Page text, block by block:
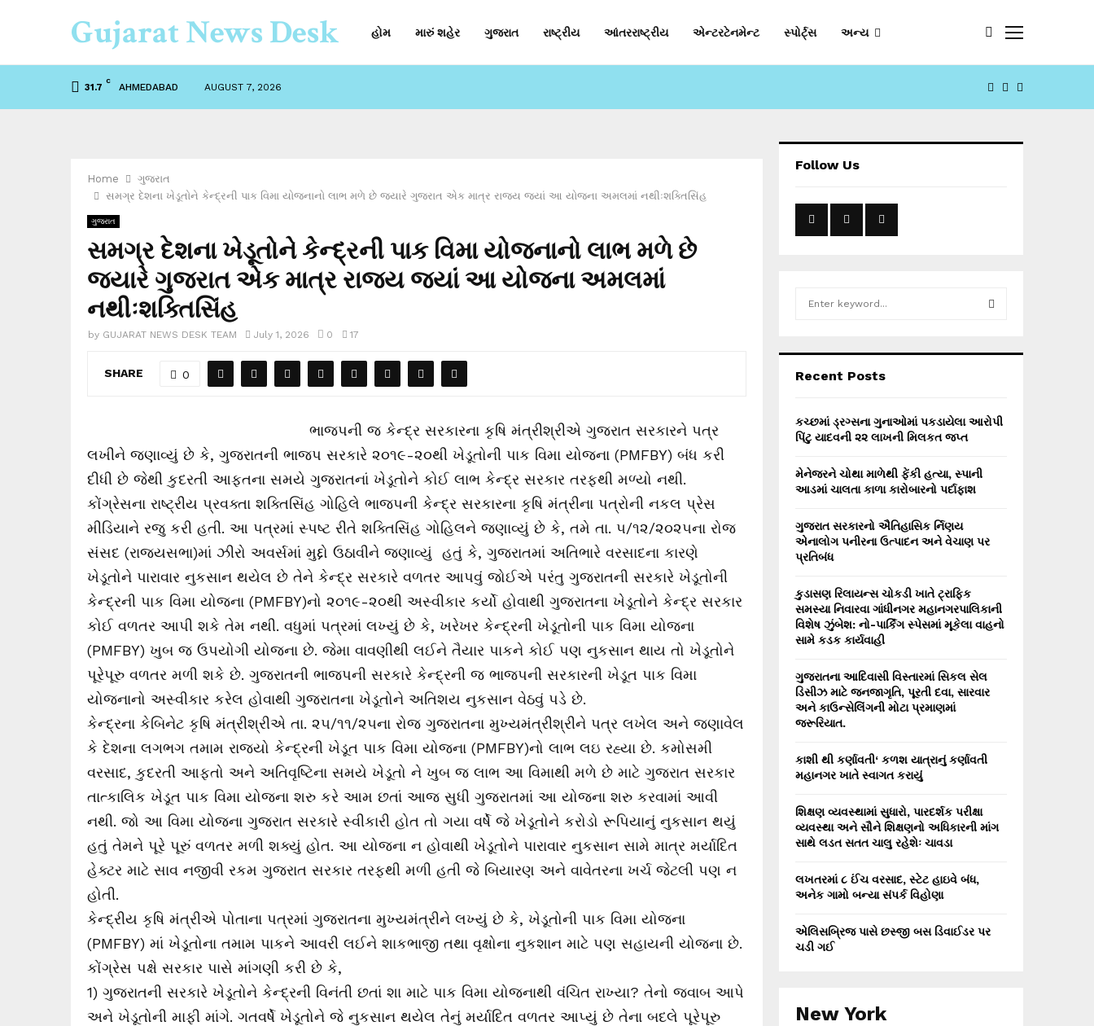
Gujarat News Desk હોમ મારું શહેર ગુજરાત રાષ્ટ્રીય આંતરરાષ્ટ્રીય એન્ટરટેનમેન્ટ સ્પોર્ટ્સ અન્ય
31.7
C
AHMEDABAD AUGUST 7, 2026 FACEBOOK
YOUTUBE
Home
ગુજરાત
સમગ્ર દેશના ખેડૂતોને કેન્દ્રની પાક વિમા યોજનાનો લાભ મળે છે જયારે ગુજરાત એક માત્ર રાજ્ય જ્યાં આ યોજના અમલમાં નથીઃશક્તિસિંહ
ગુજરાત
સમગ્ર દેશના ખેડૂતોને કેન્દ્રની પાક વિમા યોજનાનો લાભ મળે છે
જયારે ગુજરાત એક માત્ર રાજ્ય જ્યાં આ યોજના અમલમાં
નથીઃશક્તિસિંહ
by GUJARAT NEWS DESK TEAM July 1, 2026 0 17
SHARE 0
ભાજપની જ કેન્દ્ર સરકારના કૃષિ મંત્રીશ્રીએ ગુજરાત સરકારને પત્ર
લખીને જણાવ્યું છે કે, ગુજરાતની ભાજપ સરકારે ૨૦૧૯-૨૦થી ખેડૂતોની પાક વિમા યોજના (PMFBY) બંધ કરી
દીધી છે જેથી કુદરતી આફતના સમયે ગુજરાતનાં ખેડૂતોને કોઈ લાભ કેન્દ્ર સરકાર તરફથી મળ્યો નથી.
કોંગ્રેસના રાષ્ટ્રીય પ્રવક્તા શક્તિસિંહ ગોહિલે ભાજપની કેન્દ્ર સરકારના કૃષિ મંત્રીના પત્રોની નકલ પ્રેસ
મીડિયાને રજુ કરી હતી. આ પત્રમાં સ્પષ્ટ રીતે શક્તિસિંહ ગોહિલને જણાવ્યું છે કે, તમે તા. ૫/૧૨/૨૦૨૫ના રોજ
સંસદ (રાજ્યસભા)માં ઝીરો અવર્સમાં મુદ્દો ઉઠાવીને જણાવ્યું હતું કે, ગુજરાતમાં અતિભારે વરસાદના કારણે
ખેડૂતોને પારાવાર નુકસાન થયેલ છે તેને કેન્દ્ર સરકારે વળતર આપવું જોઈએ પરંતુ ગુજરાતની સરકારે ખેડૂતોની
કેન્દ્રની પાક વિમા યોજના (PMFBY)નો ૨૦૧૯-૨૦થી અસ્વીકાર કર્યો હોવાથી ગુજરાતના ખેડૂતોને કેન્દ્ર સરકાર
કોઈ વળતર આપી શકે તેમ નથી. વધુમાં પત્રમાં લખ્યું છે કે, ખરેખર કેન્દ્રની ખેડૂતોની પાક વિમા યોજના
(PMFBY) ખુબ જ ઉપયોગી યોજના છે. જેમા વાવણીથી લઈને તૈયાર પાકને કોઈ પણ નુકસાન થાય તો ખેડૂતોને
પૂરેપૂરુ વળતર મળી શકે છે. ગુજરાતની ભાજપની સરકારે કેન્દ્રની જ ભાજપની સરકારની ખેડૂત પાક વિમા
યોજનાનો અસ્વીકાર કરેલ હોવાથી ગુજરાતના ખેડૂતોને અતિશય નુકસાન વેઠવું પડે છે.
કેન્દ્રના કેબિનેટ કૃષિ મંત્રીશ્રીએ તા. ૨૫/૧૧/૨૫ના રોજ ગુજરાતના મુખ્યમંત્રીશ્રીને પત્ર લખેલ અને જણાવેલ
કે દેશના લગભગ તમામ રાજ્યો કેન્દ્રની ખેડૂત પાક વિમા યોજના (PMFBY)નો લાભ લઇ રહ્યા છે. કમોસમી
વરસાદ, કુદરતી આફતો અને અતિવૃષ્ટિના સમયે ખેડૂતો ને ખુબ જ લાભ આ વિમાથી મળે છે માટે ગુજરાત સરકાર
તાત્કાલિક ખેડૂત પાક વિમા યોજના શરુ કરે આમ છતાં આજ સુધી ગુજરાતમાં આ યોજના શરુ કરવામાં આવી
નથી. જો આ વિમા યોજના ગુજરાત સરકારે સ્વીકારી હોત તો ગયા વર્ષે જે ખેડૂતોને કરોડો રૂપિયાનું નુકસાન થયું
હતું તેમને પૂરે પૂરું વળતર મળી શક્યું હોત. આ યોજના ન હોવાથી ખેડૂતોને પારાવાર નુકસાન સામે માત્ર મર્યાદિત
હેક્ટર માટે સાવ નજીવી રકમ ગુજરાત સરકાર તરફથી મળી હતી જે બિયારણ અને વાવેતરના ખર્ચ જેટલી પણ ન
હોતી.
કેન્દ્રીય કૃષિ મંત્રીએ પોતાના પત્રમાં ગુજરાતના મુખ્યમંત્રીને લખ્યું છે કે, ખેડૂતોની પાક વિમા યોજના
(PMFBY) માં ખેડૂતોના તમામ પાકને આવરી લઈને શાકભાજી તથા વૃક્ષોના નુકશાન માટે પણ સહાયની યોજના છે.
કોંગ્રેસ પક્ષે સરકાર પાસે માંગણી કરી છે કે,
1) ગુજરાતની સરકારે ખેડૂતોને કેન્દ્રની વિનંતી છતાં શા માટે પાક વિમા યોજનાથી વંચિત રાખ્યા? તેનો જવાબ આપે
અને ખેડૂતોની માફી માંગે. ગતવર્ષે ખેડૂતોને જે નુકસાન થયેલ તેનું મર્યાદિત વળતર આપ્યું છે તેના બદલે પૂરેપૂરુ
Follow Us
h
o
r
Recent Posts
કચ્છમાં ડ્રગ્સના ગુનાઓમાં પકડાયેલા આરોપી
પિંટુ યાદવની ૨૨ લાખની મિલકત જપ્ત
મેનેજરને ચોથા માળેથી ફેંકી હત્યા, સ્પાની
આડમાં ચાલતા કાળા કારોબારનો પર્દાફાશ
ગુજરાત સરકારનો ઐતિહાસિક ર્નિણય
એનાલોગ પનીરના ઉત્પાદન અને વેચાણ પર
પ્રતિબંધ
કુડાસણ રિલાયન્સ ચોકડી ખાતે ટ્રાફિક
સમસ્યા નિવારવા ગાંધીનગર મહાનગરપાલિકાની
વિશેષ ઝુંબેશ: નો-પાર્કિંગ સ્પેસમાં મૂકેલા વાહનો
સામે કડક કાર્યવાહી
ગુજરાતના આદિવાસી વિસ્તારમાં સિકલ સેલ
ડિસીઝ માટે જનજાગૃતિ, પૂરતી દવા, સારવાર
અને કાઉન્સેલિંગની મોટા પ્રમાણમાં
જરૂરિયાત.
કાશી થી કર્ણાવતી‘ કળશ યાત્રાનું કર્ણાવતી
મહાનગર ખાતે સ્વાગત કરાયું
શિક્ષણ વ્યવસ્થામાં સુધારો, પારદર્શક પરીક્ષા
વ્યવસ્થા અને સૌને શિક્ષણનો અધિકારની માંગ
સાથે લડત સતત ચાલુ રહેશેઃ ચાવડા
લખતરમાં ૮ ઈંચ વરસાદ, સ્ટેટ હાઇવે બંધ,
અનેક ગામો બન્યા સંપર્ક વિહોણા
એલિસબ્રિજ પાસે છસ્જી બસ ડિવાઈડર પર
ચડી ગઈ
New York